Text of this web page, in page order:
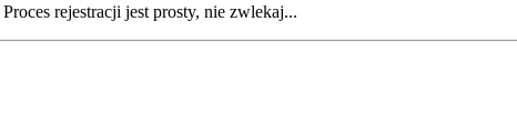
rejestracji jest prosty, nie zwlekaj...